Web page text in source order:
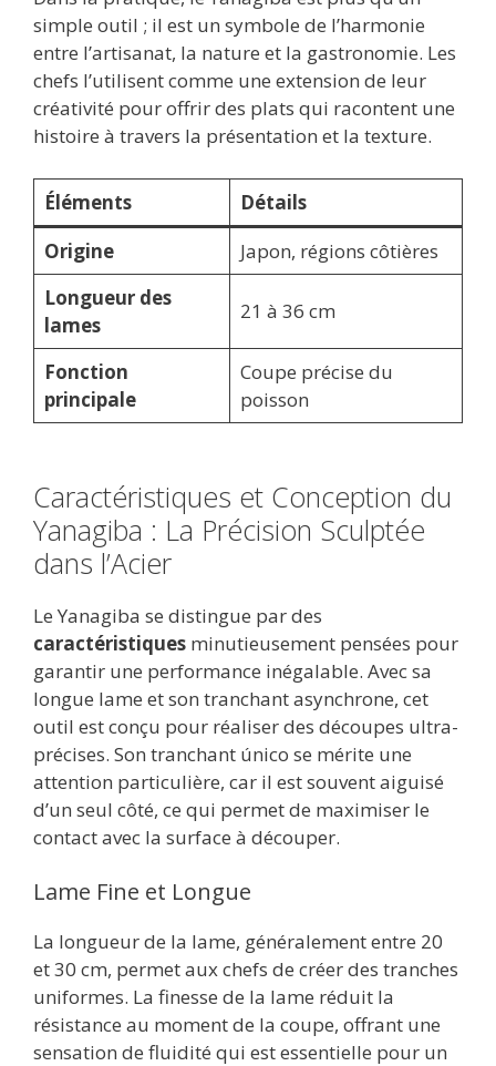
simple outil ; il est un symbole de l’harmonie
entre l’artisanat, la nature et la gastronomie. Les
chefs l’utilisent comme une extension de leur
créativité pour offrir des plats qui racontent une
histoire à travers la présentation et la texture.
Éléments
Détails
Origine
Japon, régions côtières
Longueur des
lames
21 à 36 cm
Fonction
principale
Coupe précise du
poisson
Caractéristiques et Conception du
Yanagiba : La Précision Sculptée
dans l’Acier
Le Yanagiba se distingue par des
caractéristiques minutieusement pensées pour
garantir une performance inégalable. Avec sa
longue lame et son tranchant asynchrone, cet
outil est conçu pour réaliser des découpes ultra-
précises. Son tranchant único se mérite une
attention particulière, car il est souvent aiguisé
d’un seul côté, ce qui permet de maximiser le
contact avec la surface à découper.
Lame Fine et Longue
La longueur de la lame, généralement entre 20
et 30 cm, permet aux chefs de créer des tranches
uniformes. La finesse de la lame réduit la
résistance au moment de la coupe, offrant une
sensation de fluidité qui est essentielle pour un